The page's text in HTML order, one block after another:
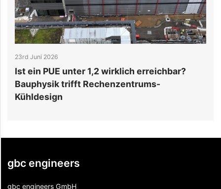
23rd Juni 2026
Ist ein PUE unter 1,2 wirklich erreichbar?
Bauphysik trifft Rechenzentrums-
Kühldesign
gbc engineers
gbc engineers GmbH